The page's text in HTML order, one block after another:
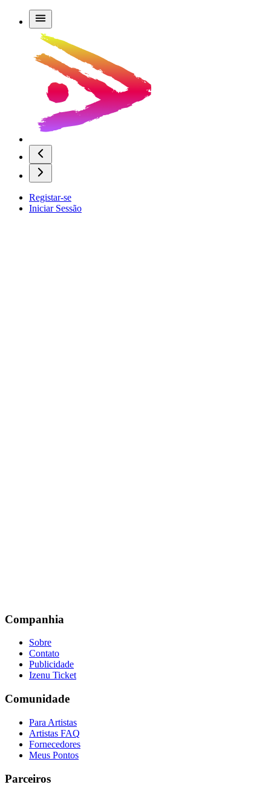
Registar-se
Iniciar Sessão
Companhia
Sobre
Contato
Publicidade
Izenu Ticket
Comunidade
Para Artistas
Artistas FAQ
Fornecedores
Meus Pontos
Parceiros